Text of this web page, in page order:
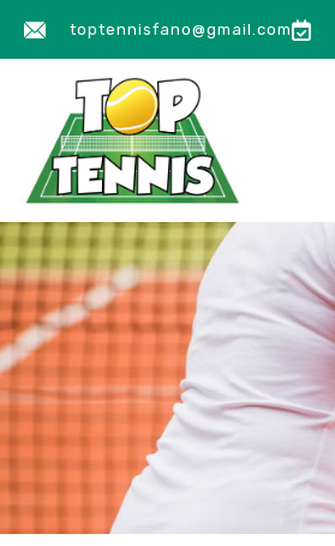
toptennisfano@gmail.com